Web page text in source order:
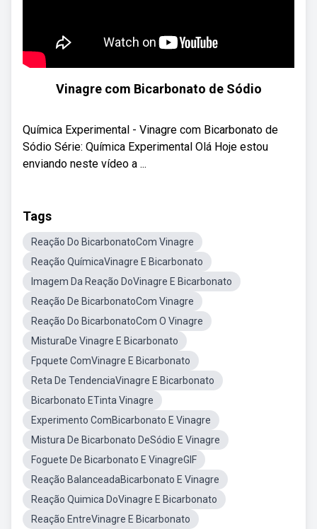
Vinagre com Bicarbonato de Sódio
Química Experimental - Vinagre com Bicarbonato de
Sódio Série: Química Experimental Olá Hoje estou
enviando neste vídeo a ...
Tags
Reação Do BicarbonatoCom Vinagre
Reação QuímicaVinagre E Bicarbonato
Imagem Da Reação DoVinagre E Bicarbonato
Reação De BicarbonatoCom Vinagre
Reação Do BicarbonatoCom O Vinagre
MisturaDe Vinagre E Bicarbonato
Fpquete ComVinagre E Bicarbonato
Reta De TendenciaVinagre E Bicarbonato
Bicarbonato ETinta Vinagre
Experimento ComBicarbonato E Vinagre
Mistura De Bicarbonato DeSódio E Vinagre
Foguete De Bicarbonato E VinagreGIF
Reação BalanceadaBicarbonato E Vinagre
Reação Quimica DoVinagre E Bicarbonato
Reação EntreVinagre E Bicarbonato